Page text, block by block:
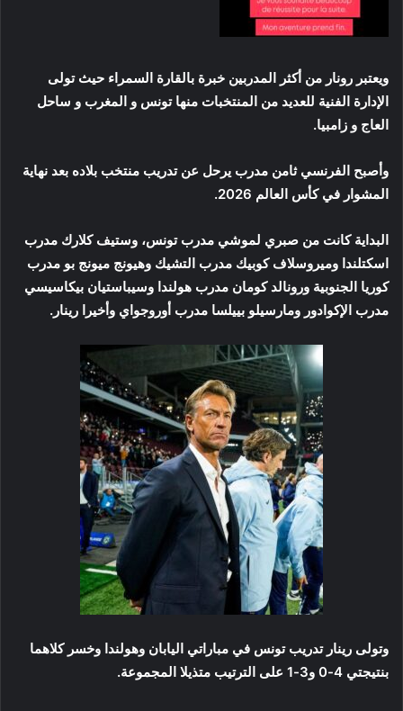
ويعتبر رونار من أكثر المدربين خبرة بالقارة السمراء حيث تولى
الإدارة الفنية للعديد من المنتخبات منها تونس و المغرب و ساحل
العاج و زامبيا.
وأصبح الفرنسي ثامن مدرب يرحل عن تدريب منتخب بلاده بعد نهاية
المشوار في كأس العالم 2026.
البداية كانت من صبري لموشي مدرب تونس، وستيف كلارك مدرب
اسكتلندا وميروسلاف كوبيك مدرب التشيك وهيونج ميونج بو مدرب
كوريا الجنوبية ورونالد كومان مدرب هولندا وسيباستيان بيكاسيسي
مدرب الإكوادور ومارسيلو بييلسا مدرب أوروجواي وأخيرا رينار.
وتولى رينار تدريب تونس في مباراتي اليابان وهولندا وخسر كلاهما
بنتيجتي 4-0 و3-1 على الترتيب متذيلا المجموعة.